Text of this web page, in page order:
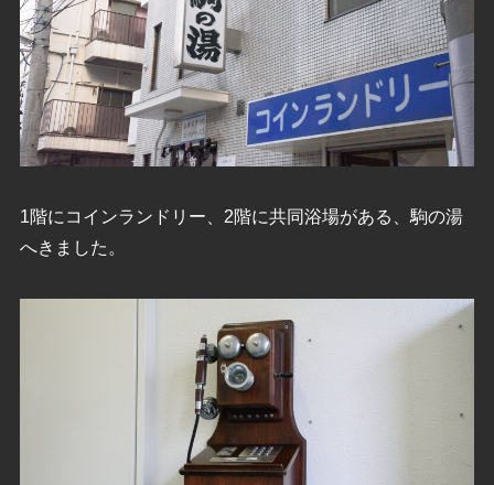
1階にコインランドリー、2階に共同浴場がある、駒の湯
へきました。